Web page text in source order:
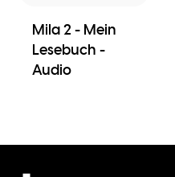
Mila 2 - Mein
Lesebuch -
Audio